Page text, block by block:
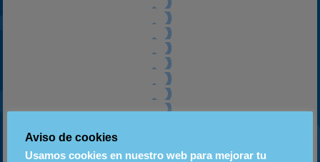
Aviso de cookies
Usamos cookies en nuestro web para mejorar tu